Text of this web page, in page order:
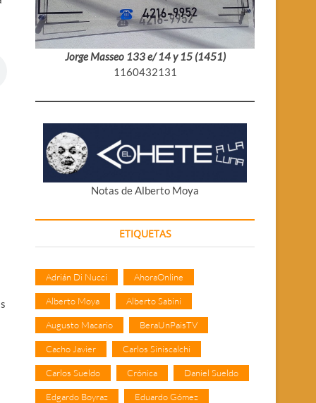
Jorge Masseo 133 e/ 14 y 15 (1451)
1160432131
Notas de Alberto Moya
ETIQUETAS
Adrián Di Nucci AhoraOnline
Alberto Moya Alberto Sabini
Augusto Macario BeraUnPaisTV
Cacho Javier Carlos Siniscalchi
Carlos Sueldo Crónica Daniel Sueldo
Edgardo Boyraz Eduardo Gómez